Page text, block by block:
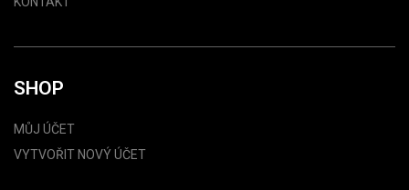
SHOP
MŮJ ÚČET
VYTVOŘIT NOVÝ ÚČET